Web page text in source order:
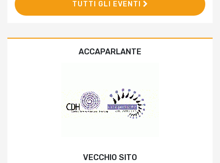
TUTTI GLI EVENTI
ACCAPARLANTE
VECCHIO SITO